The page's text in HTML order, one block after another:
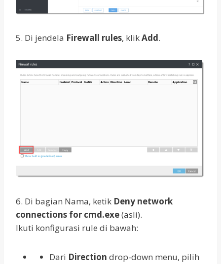
5. Di jendela Firewall rules, klikAdd.
6. Di bagian Nama, ketik Deny network
connections for cmd.exe(asli).
Ikuti konfigurasi rule di bawah:
Dari Direction drop-down menu, pilih